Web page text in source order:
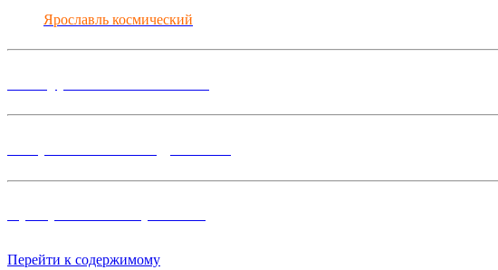
Ярославль космический
Перейти к содержимому